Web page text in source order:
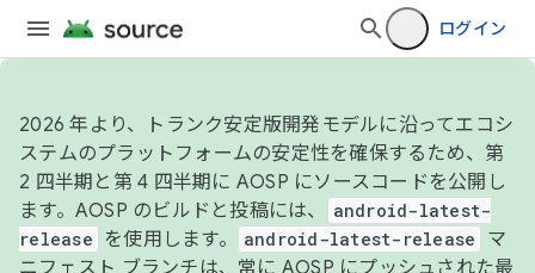
ログイン
2026 年より、トランク安定版開発モデルに沿ってエコシ
ステムのプラットフォームの安定性を確保するため、第
2 四半期と第 4 四半期に AOSP にソースコードを公開し
ます。AOSP のビルドと投稿には、
android-latest-
release
を使用します。 android-latest-release
マ
ニフェスト ブランチは、常に AOSP にプッシュされた最